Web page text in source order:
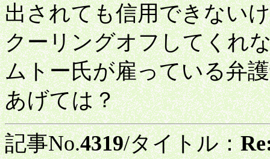
出されても信用できない
クーリングオフしてくれ
ムトー氏が雇っている弁
あげては？
記事No.4319/タイトル：